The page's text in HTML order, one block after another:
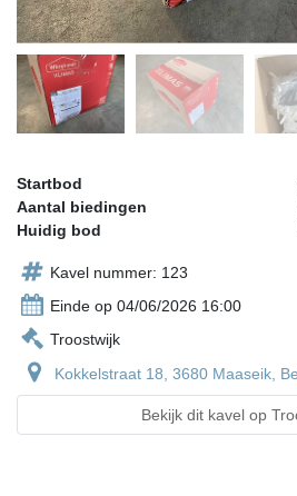
Startbod
Aantal biedingen
Huidig bod
Kavel nummer: 123
Einde op 04/06/2026 16:00
Troostwijk
Kokkelstraat 18, 3680 Maaseik,
Bekijk dit kavel op